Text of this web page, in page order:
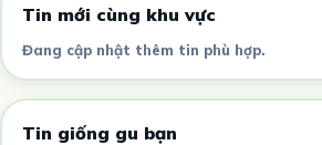
Tin mới cùng khu vực
Đang cập nhật thêm tin phù hợp.
Tin giống gu bạn